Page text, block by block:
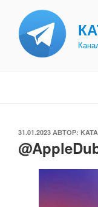
содержимому
ОПУБЛИКОВАНО
31.01.2023 АВТОР: